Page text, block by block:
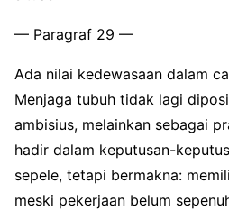
— Paragraf 29 —
Ada nilai kedewasaan dalam
Menjaga tubuh tidak lagi
ambisius, melainkan sebagai
hadir dalam keputusan-
sepele, tetapi bermakna:
meski pekerjaan belum